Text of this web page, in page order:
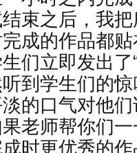
之后，我把
成的作品都
们立即发出了
学生们的惊
的口气对他
老师帮你们
时更优秀的